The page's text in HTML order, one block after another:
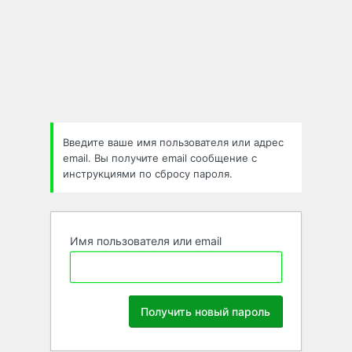
Введите ваше имя пользователя или адрес
email. Вы получите email сообщение с
инструкциями по сбросу пароля.
Имя пользователя или email